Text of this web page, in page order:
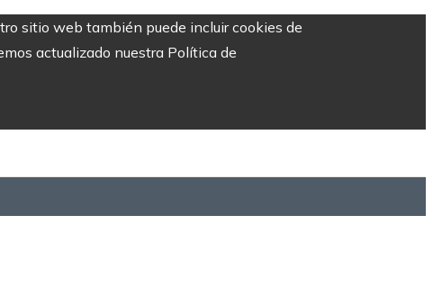
sitio web también puede incluir cookies de
actualizado nuestra Política de